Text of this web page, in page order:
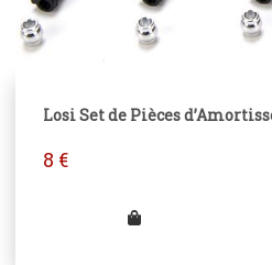
Losi Set de Pièces
8 €